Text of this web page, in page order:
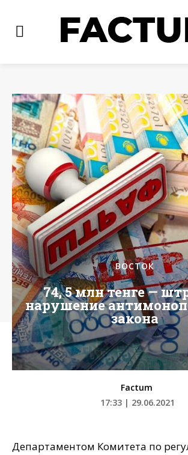
ВОСТОК
74, 5 млн тенге —
нарушение
закона
Factum
17:33 | 29.06.2021
Департаментом Комитета по